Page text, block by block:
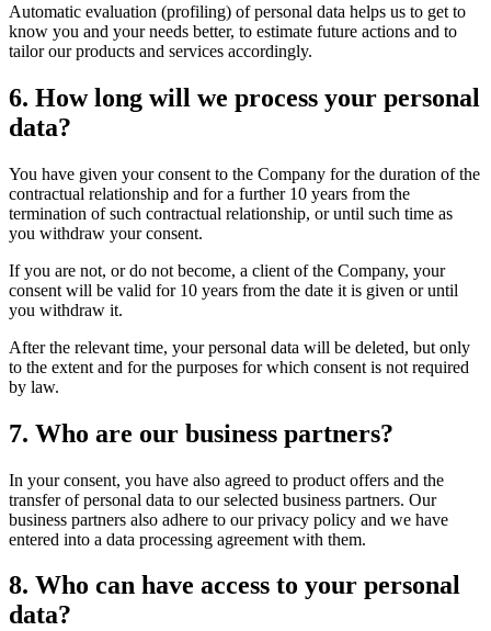
Automatic evaluation (profiling) of personal data helps us to get to
know you and your needs better, to estimate future actions and to
tailor our products and services accordingly.
6. How long will we process your personal
data?
You have given your consent to the Company for the duration of the
contractual relationship and for a further 10 years from the
termination of such contractual relationship, or until such time as
you withdraw your consent.
If you are not, or do not become, a client of the Company, your
consent will be valid for 10 years from the date it is given or until
you withdraw it.
After the relevant time, your personal data will be deleted, but only
to the extent and for the purposes for which consent is not required
by law.
7. Who are our business partners?
In your consent, you have also agreed to product offers and the
transfer of personal data to our selected business partners. Our
business partners also adhere to our privacy policy and we have
entered into a data processing agreement with them.
8. Who can have access to your personal
data?